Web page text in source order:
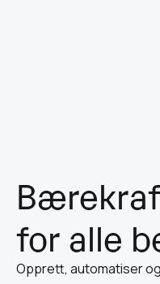
for alle
Opprett, automatiser